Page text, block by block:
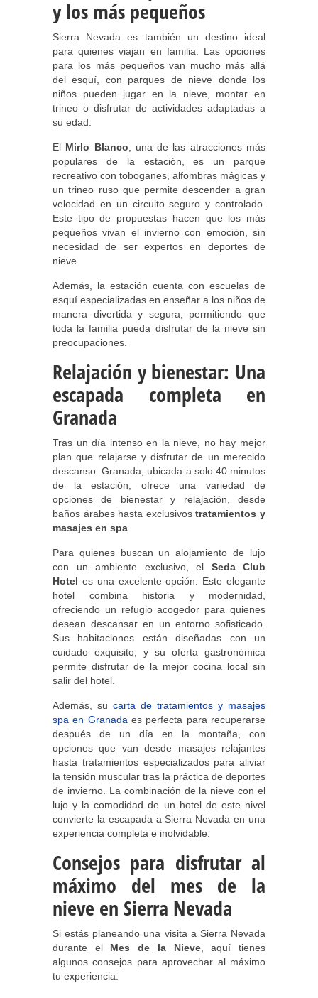
y los más pequeños
Sierra Nevada es también un destino ideal
para quienes viajan en familia. Las opciones
para los más pequeños van mucho más allá
del esquí, con parques de nieve donde los
niños pueden jugar en la nieve, montar en
trineo o disfrutar de actividades adaptadas a
su edad.
El Mirlo Blanco , una de las atracciones más
populares de la estación, es un parque
recreativo con toboganes, alfombras mágicas y
un trineo ruso que permite descender a gran
velocidad en un circuito seguro y controlado.
Este tipo de propuestas hacen que los más
pequeños vivan el invierno con emoción, sin
necesidad de ser expertos en deportes de
nieve.
Además, la estación cuenta con escuelas de
esquí especializadas en enseñar a los niños de
manera divertida y segura, permitiendo que
toda la familia pueda disfrutar de la nieve sin
preocupaciones.
Relajación y bienestar: Una
escapada completa en
Granada
Tras un día intenso en la nieve, no hay mejor
plan que relajarse y disfrutar de un merecido
descanso. Granada, ubicada a solo 40 minutos
de la estación, ofrece una variedad de
opciones de bienestar y relajación, desde
baños árabes hasta exclusivostratamientos y
masajes en spa
Para quienes buscan un alojamiento de lujo
con un ambiente exclusivo, el Seda Club
Hotel es una excelente opción. Este elegante
hotel combina historia y modernidad,
ofreciendo un refugio acogedor para quienes
desean descansar en un entorno sofisticado.
Sus habitaciones están diseñadas con un
cuidado exquisito, y su oferta gastronómica
permite disfrutar de la mejor cocina local sin
salir del hotel.
Además, su carta de tratamientos y masajes
spa en Granada es perfecta para recuperarse
después de un día en la montaña, con
opciones que van desde masajes relajantes
hasta tratamientos especializados para aliviar
la tensión muscular tras la práctica de deportes
de invierno. La combinación de la nieve con el
lujo y la comodidad de un hotel de este nivel
convierte la escapada a Sierra Nevada en una
experiencia completa e inolvidable.
Consejos para disfrutar al
máximo del mes de la
nieve en Sierra Nevada
Si estás planeando una visita a Sierra Nevada
durante el Mes de la Nieve, aquí tienes
algunos consejos para aprovechar al máximo
tu experiencia: